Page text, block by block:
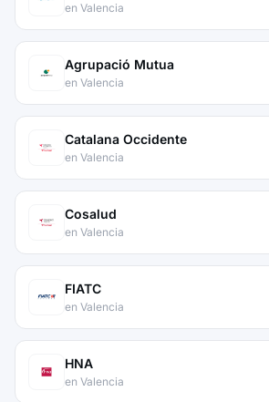
en Valencia
Agrupació Mutua
en Valencia
Catalana Occidente
en Valencia
Cosalud
en Valencia
FIATC
en Valencia
HNA
en Valencia